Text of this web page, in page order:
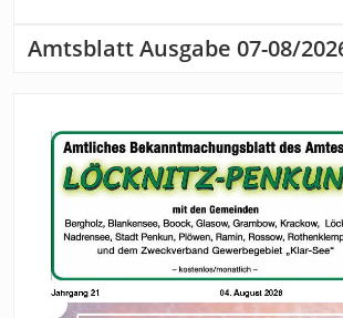
Amtsblatt Ausgabe 07-08/